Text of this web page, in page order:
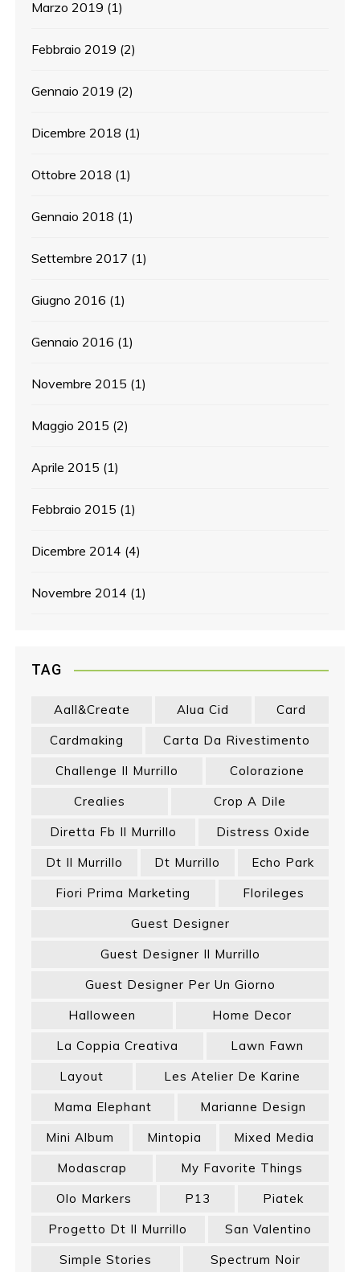
Marzo 2019 (1)
Febbraio 2019 (2)
Gennaio 2019 (2)
Dicembre 2018 (1)
Ottobre 2018 (1)
Gennaio 2018 (1)
Settembre 2017 (1)
Giugno 2016 (1)
Gennaio 2016 (1)
Novembre 2015 (1)
Maggio 2015 (2)
Aprile 2015 (1)
Febbraio 2015 (1)
Dicembre 2014 (4)
Novembre 2014 (1)
TAG
Aall&create Alua Cid
Card
Cardmaking
Carta Da Rivestimento
Challenge Il Murrillo
Colorazione
Crealies
Crop A Dile
Diretta Fb Il Murrillo
Distress Oxide
Dt Il Murrillo
Dt Murrillo
Echo Park
Fiori Prima Marketing
Florileges
Guest Designer
Guest Designer Il Murrillo
Guest Designer Per Un Giorno
Halloween
Home Decor
La Coppia Creativa
Lawn Fawn
Layout
Les Atelier De Karine
Mama Elephant
Marianne Design
Mini Album
Mintopia
Mixed Media
Modascrap
My Favorite Things
Olo Markers
P13
Piatek
Progetto Dt Il Murrillo
San Valentino
Simple Stories
Spectrum Noir